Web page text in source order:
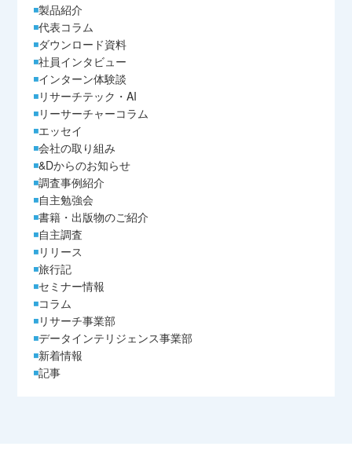
製品紹介
代表コラム
ダウンロード資料
社員インタビュー
インターン体験談
リサーチテック・AI
リーサーチャーコラム
エッセイ
会社の取り組み
&Dからのお知らせ
調査事例紹介
自主勉強会
書籍・出版物のご紹介
自主調査
リリース
旅行記
セミナー情報
コラム
リサーチ事業部
データインテリジェンス事業部
新着情報
記事